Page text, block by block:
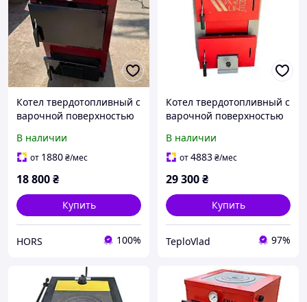
Котел твердотопливный с
варочной поверхностью
В наличии
от 1880₴/мес
18 800₴
Купить
HORS 100%
Котел твердотопливный с
варочной поверхностью
В наличии
от4883₴/мес
29 300₴
Купить
TeploVlad 97%